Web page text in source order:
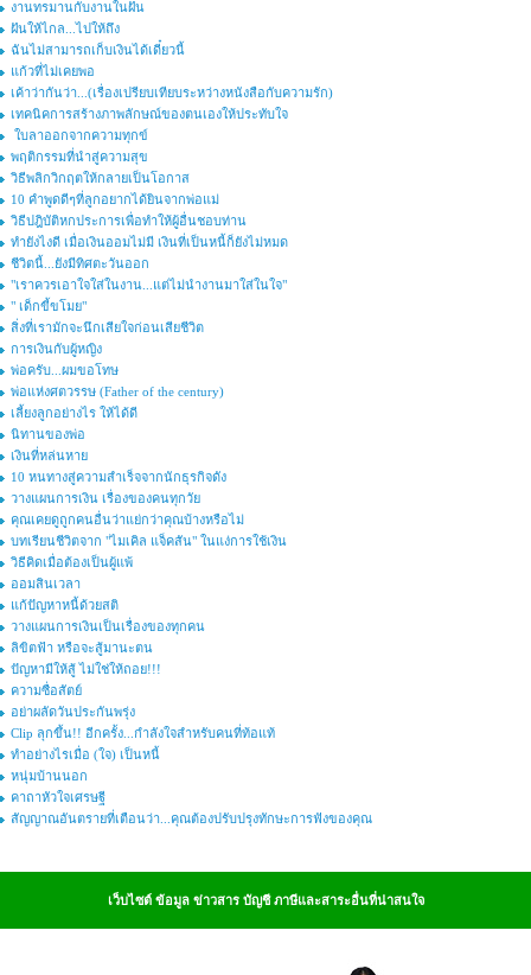
งานทรมานกับงานในฝัน
ฝันให้ไกล...ไปให้ถึง
ฉันไม่สามารถเก็บเงินได้เดี๋ยวนี้
แก้วที่ไม่เคยพอ
เค้าว่ากันว่า...(เรื่องเปรียบเทียบระหว่างหนังสือกับความรัก)
เทคนิคการสร้างภาพลักษณ์ของตนเองให้ประทับใจ
ใบลาออกจากความทุกข์
พฤติกรรมที่นำสู่ความสุข
วิธีพลิกวิกฤตให้กลายเป็นโอกาส
10 คำพูดดีๆที่ลูกอยากได้ยินจากพ่อแม่
วิธีปฎิบัติหกประการเพื่อทำให้ผู้อื่นชอบท่าน
ทำยังไงดี เมื่อเงินออมไม่มี เงินที่เป็นหนี้ก็ยังไม่หมด
ชีวิตนี้...ยังมีทิศตะวันออก
"เราควรเอาใจใส่ในงาน...แต่ไม่นำงานมาใส่ในใจ"
" เด็กขี้ขโมย"
สิ่งที่เรามักจะนึกเสียใจก่อนเสียชีวิต
การเงินกับผู้หญิง
พ่อครับ...ผมขอโทษ
พ่อแห่งศตวรรษ (Father of the century)
เลี้ยงลูกอย่างไร ให้ได้ดี
นิทานของพ่อ
เงินที่หล่นหาย
10 หนทางสู่ความสำเร็จจากนักธุรกิจดัง
วางแผนการเงิน เรื่องของคนทุกวัย
คุณเคยดูถูกคนอื่นว่าแย่กว่าคุณบ้างหรือไม่
บทเรียนชีวิตจาก "ไมเคิล แจ็คสัน" ในแง่การใช้เงิน
วิธีคิดเมื่อต้องเป็นผู้แพ้
ออมสินเวลา
แก้ปัญหาหนี้ด้วยสติ
วางแผนการเงินเป็นเรื่องของทุกคน
ลิขิตฟ้า หรือจะสู้มานะตน
ปัญหามีให้สู้ ไม่ใช่ให้ถอย!!!
ความซื่อสัตย์
อย่าผลัดวันประกันพรุ่ง
Clip ลุกขึ้น!! อีกครั้ง...กำลังใจสำหรับคนที่ท้อแท้
ทำอย่างไรเมื่อ (ใจ) เป็นหนี้
หนุ่มบ้านนอก
คาถาหัวใจเศรษฐี
สัญญาณอันตรายที่เตือนว่า...คุณต้องปรับปรุงทักษะการฟังของคุณ
เว็บไซต์ ข้อมูล ข่าวสาร บัญชี ภาษีและสาระอื่นที่น่าสนใจ